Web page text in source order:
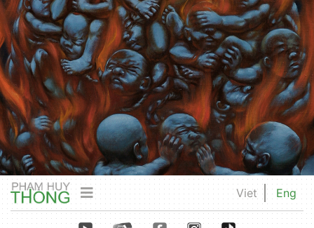
Viet Eng